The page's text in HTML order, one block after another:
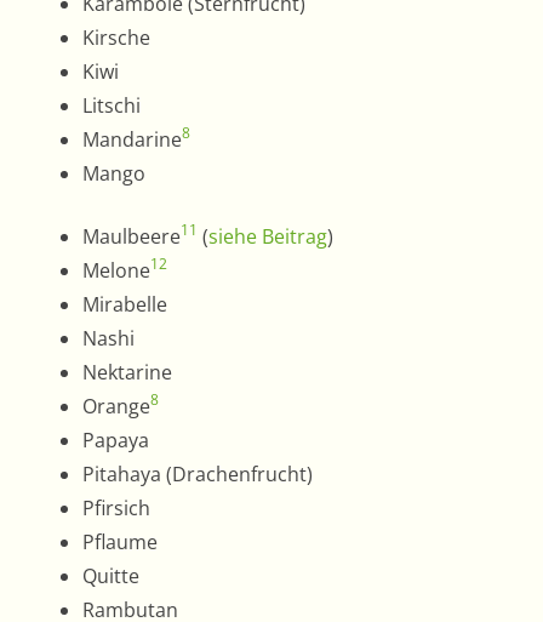
Kirsche
Kiwi
Litschi
Mandarine8
Mango
Maulbeere11 (siehe Beitrag)
Melone12
Mirabelle
Nashi
Nektarine
Orange8
Papaya
Pitahaya (Drachenfrucht)
Pfirsich
Pflaume
Quitte
Rambutan